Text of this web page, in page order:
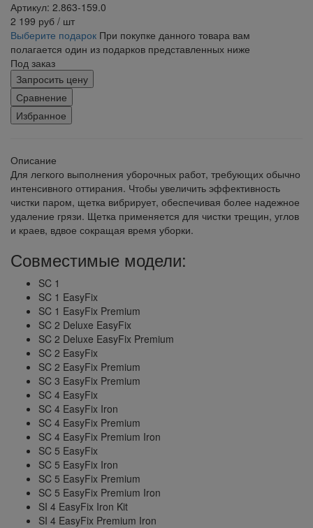
Артикул: 2.863-159.0
2 199 руб / шт
Выберите подарок При покупке данного товара вам
полагается один из подарков представленных ниже
Под заказ
Запросить цену
Сравнение
Избранное
Описание
Для легкого выполнения уборочных работ, требующих обычно
интенсивного оттирания. Чтобы увеличить эффективность
чистки паром, щетка вибрирует, обеспечивая более надежное
удаление грязи. Щетка применяется для чистки трещин, углов
и краев, вдвое сокращая время уборки.
Совместимые модели:
SC 1
SC 1 EasyFix
SC 1 EasyFix Premium
SC 2 Deluxe EasyFix
SC 2 Deluxe EasyFix Premium
SC 2 EasyFix
SC 2 EasyFix Premium
SC 3 EasyFix Premium
SC 4 EasyFix
SC 4 EasyFix Iron
SC 4 EasyFix Premium
SC 4 EasyFix Premium Iron
SC 5 EasyFix
SC 5 EasyFix Iron
SC 5 EasyFix Premium
SC 5 EasyFix Premium Iron
SI 4 EasyFix Iron Kit
SI 4 EasyFix Premium Iron